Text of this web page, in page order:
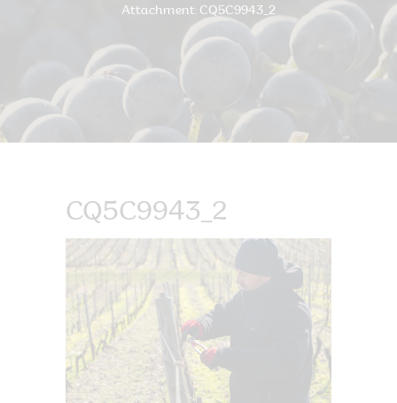
Attachment: CQ5C9943_2
CQ5C9943_2